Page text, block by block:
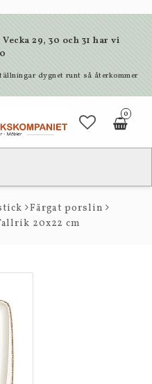
Vecka 29, 30 och 31 har vi
dygnet runt så återkommer
0
Färgat porslin
20x22 cm